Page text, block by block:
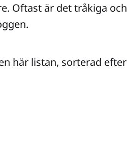
Oftast är det tråkiga och
här listan, sorterad efter